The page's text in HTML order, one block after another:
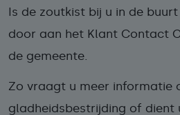
Is de zoutkist bij u in de
door aan het Klant Contact
de gemeente.
Zo vraagt u meer informatie
gladheidsbestrijding of dient